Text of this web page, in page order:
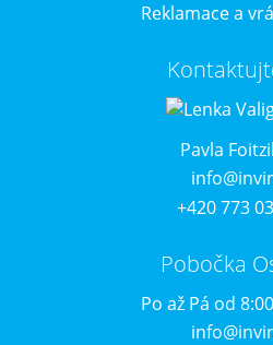
Reklamace a
Pavla
+420 773
Pobočka
Po až Pá od